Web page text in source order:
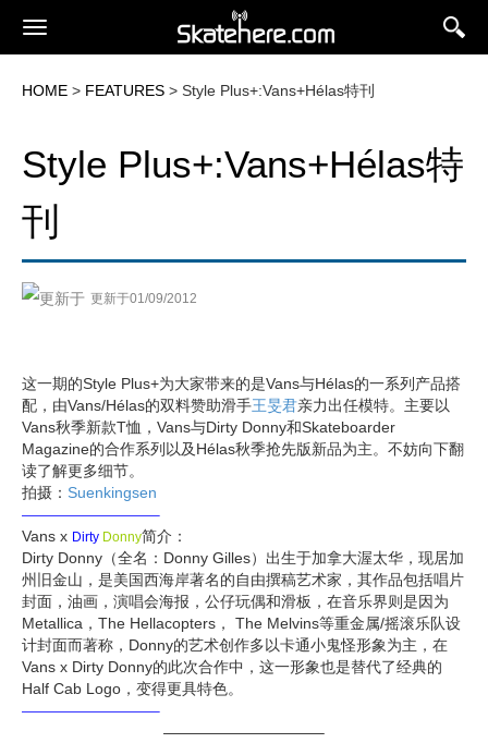
HOME > FEATURES > Style Plus+:Vans+Hélas特刊
Style Plus+:Vans+Hélas特
刊
更新于01/09/2012
这一期的Style Plus+为大家带来的是Vans与Hélas的一系列产品搭
配，由Vans/Hélas的双料赞助滑手王旻君亲力出任模特。主要以
Vans秋季新款T恤，Vans与Dirty Donny和Skateboarder
Magazine的合作系列以及Hélas秋季抢先版新品为主。不妨向下翻
读了解更多细节。
拍摄： Suenkingsen
——————————–
Vans x Dirty Donny简介：
Dirty Donny（全名：Donny Gilles）出生于加拿大渥太华，现居加
州旧金山，是美国西海岸著名的自由撰稿艺术家，其作品包括唱片
封面，油画，演唱会海报，公仔玩偶和滑板，在音乐界则是因为
Metallica，The Hellacopters， The Melvins等重金属/摇滚乐队设
计封面而著称，Donny的艺术创作多以卡通小鬼怪形象为主，在
Vans x Dirty Donny的此次合作中，这一形象也是替代了经典的
Half Cab Logo，变得更具特色。
——————————–
——————————–